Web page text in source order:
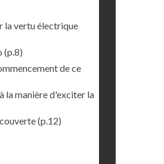
la vertu électrique
(p.8)
de ce
la manière d'exciter la
(p.12)